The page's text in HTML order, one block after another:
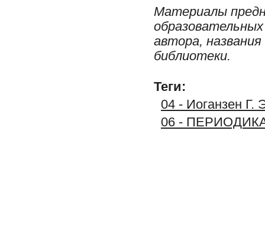
Материалы
автора,
библиотеки.
Теги:
04 - Иоганзен Г.
06 -